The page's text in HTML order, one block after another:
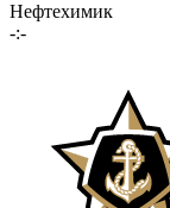
Нефтехимик
-:-